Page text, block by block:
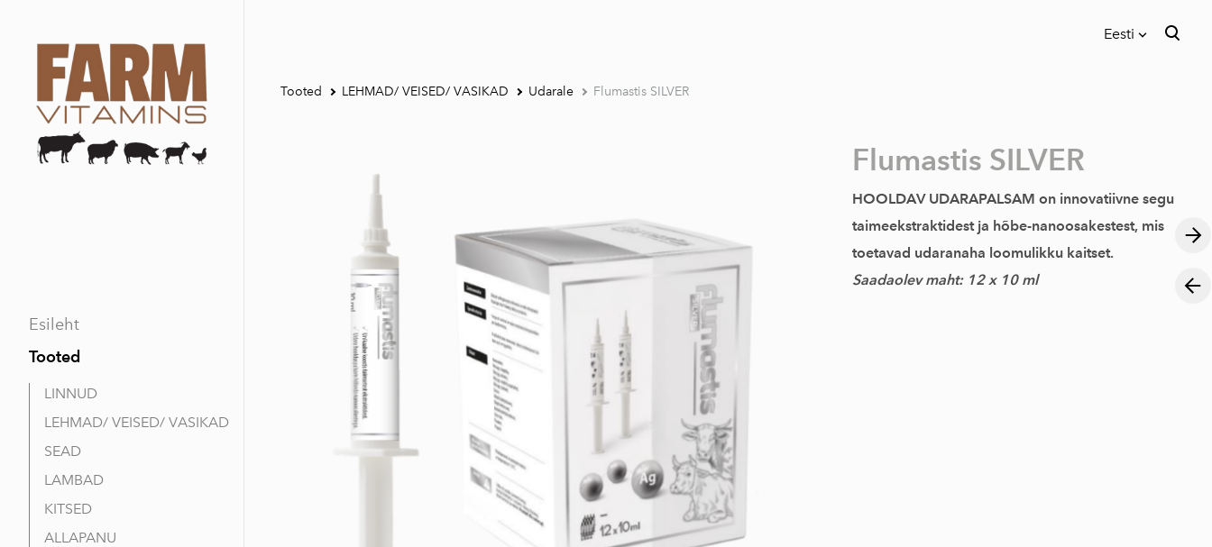
Eesti
Esileht
Tooted
LINNUD
LEHMAD/ VEISED/ VASIKAD
SEAD
LAMBAD
KITSED
ALLAPANU
Tooted LEHMAD/ VEISED/ VASIKAD Udarale Flumastis SILVER
Flumastis SILVER
HOOLDAV UDARAPALSAM on innovatiivne segu
taimeekstraktidest ja hõbe-nanoosakestest, mis
toetavad udaranaha loomulikku kaitset.
Saadaolev maht: 12 x 10 ml